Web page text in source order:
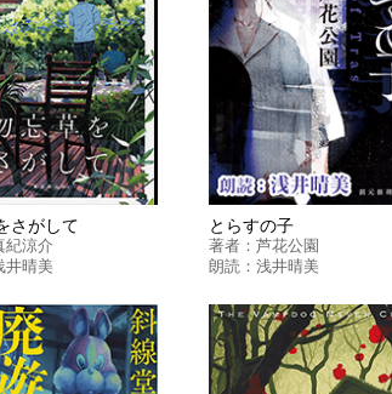
さがして
紀涼介
井晴美
とらすの子
著者： 芦花公園
朗読： 浅井晴美